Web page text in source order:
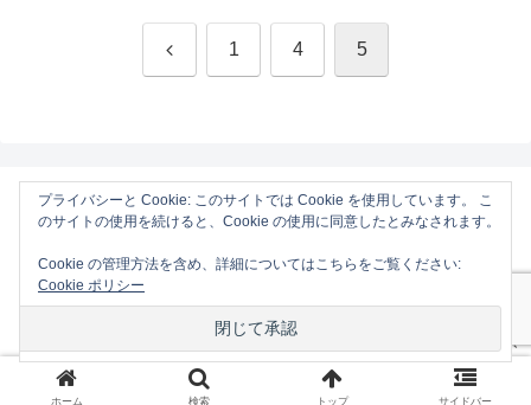
前 1 4 5
AAPL Ch.
ホーム
Mac
iOS
Gadget
プライバシーポリシーと免責事項
© 2013 AAPL Ch..
ホーム 検索 トップ サイドバー
プライバシーと Cookie: このサイトでは Cookie を使用しています。 こ
のサイトの使用を続けると、Cookie の使用に同意したとみなされます。
Cookie の管理方法を含め、詳細についてはこちらをご覧ください:
Cookie ポリシー